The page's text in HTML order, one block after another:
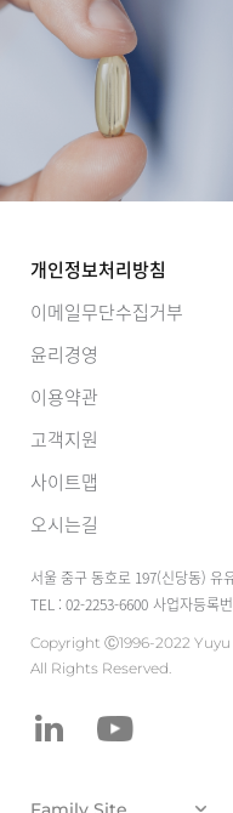
개인정보처리방침
이메일무단수집거부
윤리경영
이용약관
고객지원
사이트맵
오시는길
서울 중구 동호로 197(신당동) 유
TEL : 02-2253-6600 사업자등록
Copyright Ⓒ1996-2022
All Rights Reserved.
유유테이진메디